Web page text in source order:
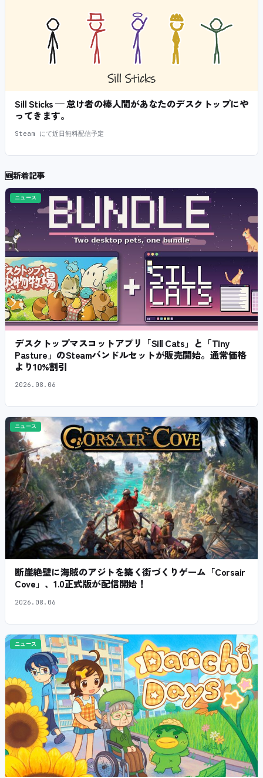
Sill Sticks — 怠け者の棒人間があなたのデスクトップにや
ってきます。
Steam にて近日無料配信予定
🆕新着記事
ニュース
デスクトップマスコットアプリ「Sill Cats」と「Tiny
Pasture」のSteamバンドルセットが販売開始。通常価格
より10%割引
2026.08.06
ニュース
断崖絶壁に海賊のアジトを築く街づくりゲーム「Corsair
Cove」、1.0正式版が配信開始！
2026.08.06
ニュース